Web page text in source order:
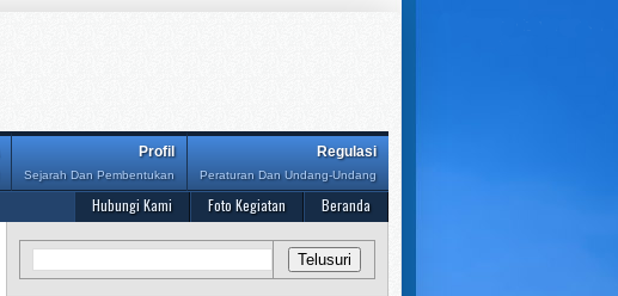
Regulasi
Peraturan Dan Undang-Undang
Profil
Sejarah Dan Pembentukan
Beranda
Foto Kegiatan
Hubungi Kami